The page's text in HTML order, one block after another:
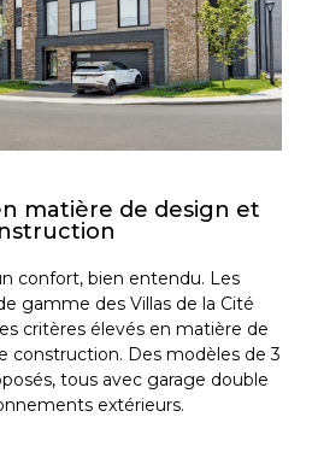
matière de design et
confort, bien entendu. Les
gamme des Villas de la Cité
critères élevés en matière de
construction. Des modèles de 3
tous avec garage double
extérieurs.